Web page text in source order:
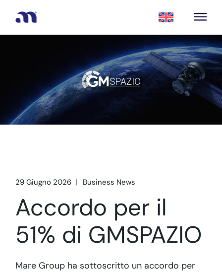
29 Giugno 2026 Business News
Accordo per il
51% di GMSPAZIO
Mare Group ha sottoscritto un accordo per